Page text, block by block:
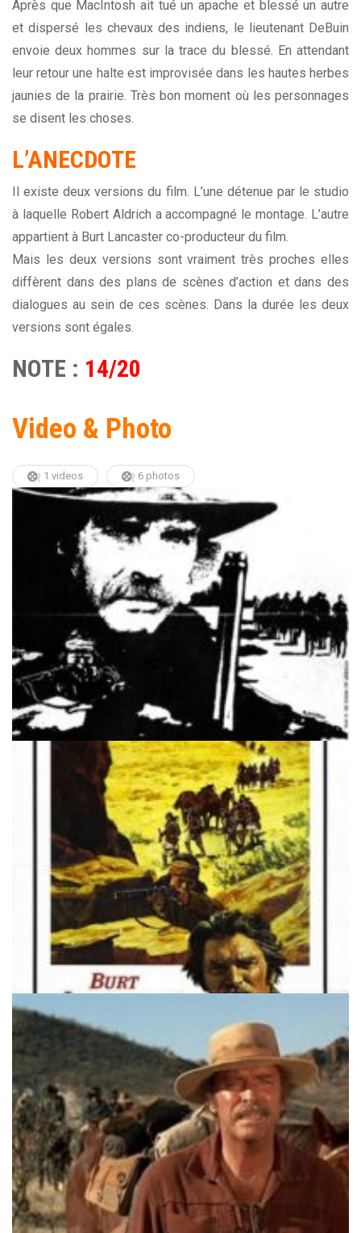
Après que MacIntosh ait tué un apache et blessé un autre
et dispersé les chevaux des indiens, le lieutenant DeBuin
envoie deux hommes sur la trace du blessé. En attendant
leur retour une halte est improvisée dans les hautes herbes
jaunies de la prairie. Très bon moment où les personnages
se disent les choses.
L’ANECDOTE
Il existe deux versions du film. L’une détenue par le studio
à laquelle Robert Aldrich a accompagné le montage. L’autre
appartient à Burt Lancaster co-producteur du film.
Mais les deux versions sont vraiment très proches elles
diffèrent dans des plans de scènes d’action et dans des
dialogues au sein de ces scènes. Dans la durée les deux
versions sont égales.
NOTE : 14/20
Video & Photo
1 videos 6 photos